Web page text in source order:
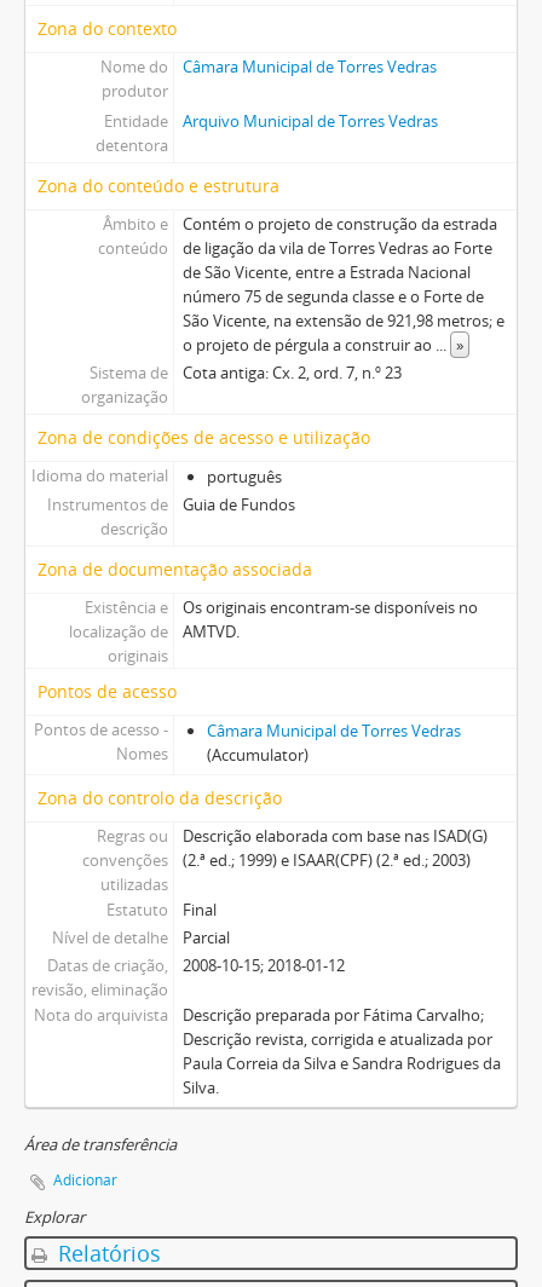
Zona do contexto
Nome do
produtor
Câmara Municipal de Torres Vedras
Entidade
detentora
Arquivo Municipal de Torres Vedras
Zona do conteúdo e estrutura
Âmbito e
conteúdo
Contém o projeto de construção da estrada
de ligação da vila de Torres Vedras ao Forte
de São Vicente, entre a Estrada Nacional
número 75 de segunda classe e o Forte de
São Vicente, na extensão de 921,98 metros; e
o projeto de pérgula a construir ao
»
Sistema de
organização
Cota antiga: Cx. 2, ord. 7, n.º 23
Zona de condições de acesso e utilização
Idioma do material
português
Instrumentos de
descrição
Guia de Fundos
Zona de documentação associada
Existência e
localização de
originais
Os originais encontram-se disponíveis no
AMTVD.
Pontos de acesso
Pontos de acesso -
Nomes
Câmara Municipal de Torres Vedras
(Accumulator)
Zona do controlo da descrição
Regras ou
convenções
utilizadas
Descrição elaborada com base nas ISAD(G)
(2.ª ed.; 1999) e ISAAR(CPF) (2.ª ed.; 2003)
Estatuto
Final
Nível de detalhe
Parcial
Datas de criação,
revisão, eliminação
2008-10-15; 2018-01-12
Nota do arquivista
Descrição preparada por Fátima Carvalho;
Descrição revista, corrigida e atualizada por
Paula Correia da Silva e Sandra Rodrigues da
Silva.
Área de transferência
Adicionar
Explorar
Relatórios